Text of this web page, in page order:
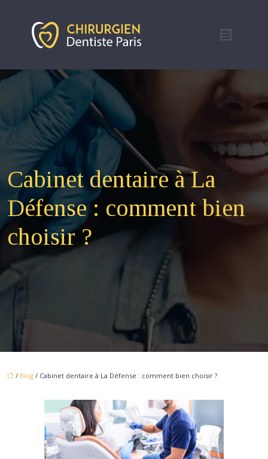
Cabinet dentaire à La
Défense : comment bien
choisir ?
/ Blog / Cabinet dentaire à La Défense : comment bien choisir ?